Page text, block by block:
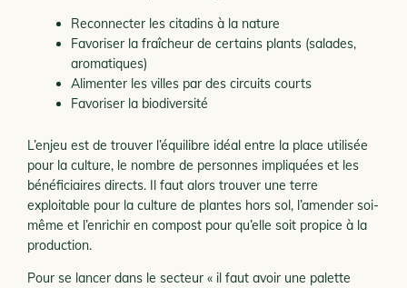
Reconnecter les citadins à la nature
Favoriser la fraîcheur de certains plants (salades,
aromatiques)
Alimenter les villes par des circuits courts
Favoriser la biodiversité
L’enjeu est de trouver l’équilibre idéal entre la place utilisée
pour la culture, le nombre de personnes impliquées et les
bénéficiaires directs. Il faut alors trouver une terre
exploitable pour la culture de plantes hors sol, l’amender soi-
même et l’enrichir en compost pour qu’elle soit propice à la
production.
Pour se lancer dans le secteur « il faut avoir une palette